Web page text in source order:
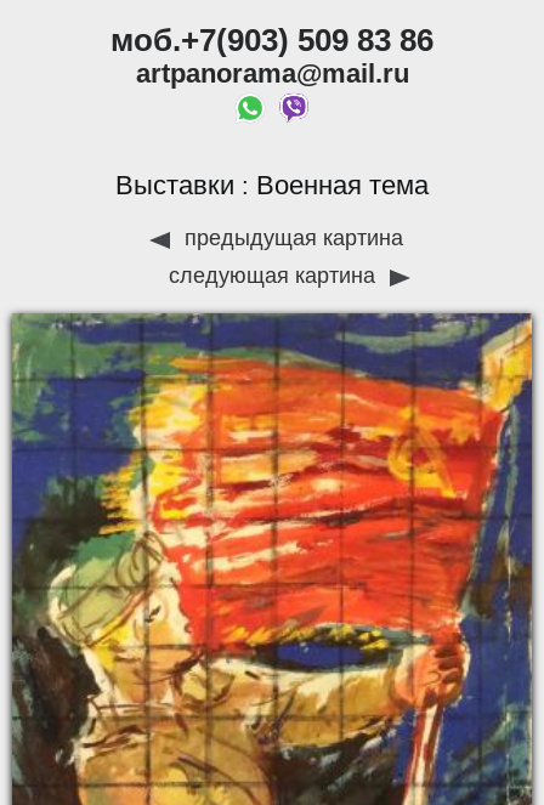
моб.+7(903) 509 83 86
artpanorama@mail.ru
Выставки : Военная тема
предыдущая картина
следующая картина